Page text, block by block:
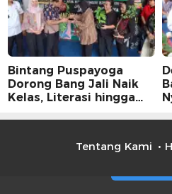
Bintang Puspayoga
Dorong Bang Jali Naik
Kelas, Literasi hingga
Tentang Kami